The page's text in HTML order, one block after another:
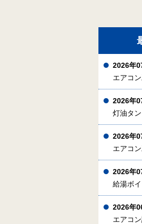
2026年
エアコ
2026年
灯油タ
2026年
エアコ
2026年
給湯ボ
2026年
エアコ